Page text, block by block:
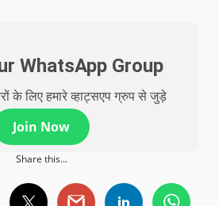
WhatsApp Group
के लिए हमारे व्हाट्सएप ग्रुप से जुड़े
Join Now
Share this...